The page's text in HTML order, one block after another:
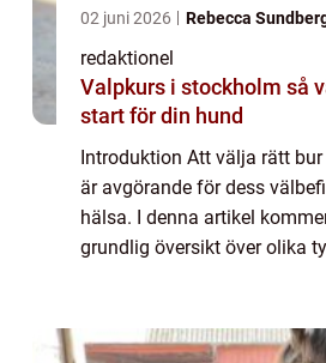
02 juni 2026 Rebecca
redaktionel
Valpkurs i stockholm så väljer du rätt
start för din hund
Introduktion Att välja rätt
är avgörande för dess
hälsa. I denna artikel
grundlig översikt över olika